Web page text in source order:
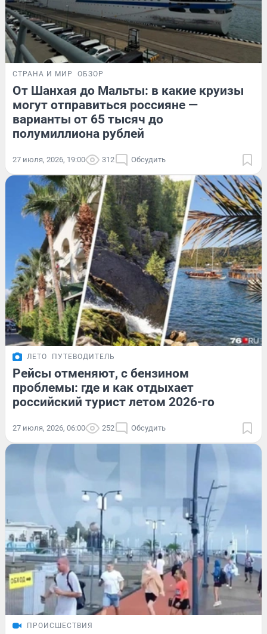
СТРАНА И МИР ОБЗОР
От Шанхая до Мальты: в какие круизы
могут отправиться россияне —
варианты от 65 тысяч до
полумиллиона рублей
27 июля, 2026, 19:00 312 Обсудить
ЛЕТО ПУТЕВОДИТЕЛЬ
Рейсы отменяют, с бензином
проблемы: где и как отдыхает
российский турист летом 2026-го
27 июля, 2026, 06:00 252 Обсудить
ПРОИСШЕСТВИЯ